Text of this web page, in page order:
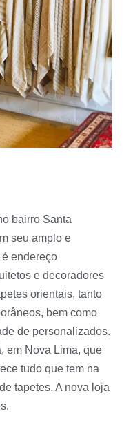
bairro Santa
seu amplo e
é endereço
e decoradores
orientais, tanto
bem como
de personalizados.
em Nova Lima, que
tudo que tem na
tapetes. A nova loja